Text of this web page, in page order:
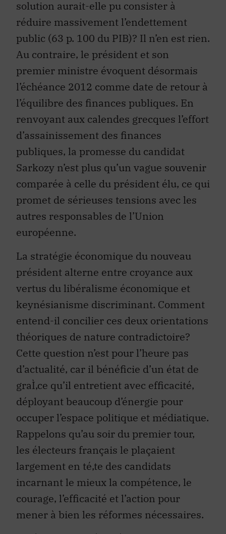
réduire massivement l’endettement
public (63 p. 100 du PIB)? Il n’en est rien.
Au contraire, le président et son
premier ministre évoquent désormais
l’échéance 2012 comme date de retour à
l’équilibre des finances publiques. En
renvoyant aux calendes grecques l’effort
d’assainissement des finances
publiques, la promesse du candidat
Sarkozy n’est plus qu’un vague souvenir
comparée à celle du président élu, ce qui
promet de sérieuses tensions avec les
autres responsables de l’Union
européenne.
La stratégie économique du nouveau
président alterne entre croyance aux
vertus du libéralisme économique et
keynésianisme discriminant. Comment
entend-il concilier ces deux orientations
théoriques de nature contradictoire?
Cette question n’est pour l’heure pas
d’actualité, car il bénéficie d’un état de
graÌ‚ce qu’il entretient avec efficacité,
déployant beaucoup d’énergie pour
occuper l’espace politique et médiatique.
Rappelons qu’au soir du premier tour,
les électeurs français le plaçaient
largement en té‚te des candidats
incarnant le mieux la compétence, le
courage, l’efficacité et l’action pour
mener à bien les réformes nécessaires.